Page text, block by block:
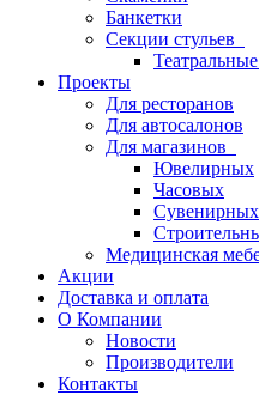
Банкетки
Секции стульев
Проекты
Для ресторанов
Для автосалонов
Для магазинов
Ювелирных
Часовых
Сувенирных
Медицинская
Акции
Доставка и оплата
О Компании
Новости
Производители
Контакты